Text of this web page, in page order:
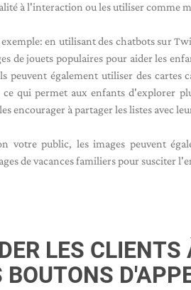
à l'interaction ou les utiliser comme
exemple: en utilisant des chatbots sur
de jouets populaires pour aider les
peuvent également utiliser des cartes
ce qui permet aux enfants d'explorer
encourager à partager les listes avec
votre public, les images peuvent
de vacances familiers pour susciter
LES
BOUTONS